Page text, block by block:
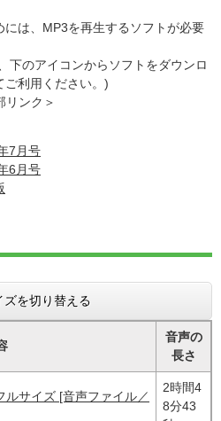
には、MP3を再生するソフトが必要
下のアイコンからソフトをダウンロ
ご利用ください。)
リンク＞
7月号
6月号
ズを切り替える
音声の
長さ
ルサイズ [音声ファイル／
2時間4
8分43